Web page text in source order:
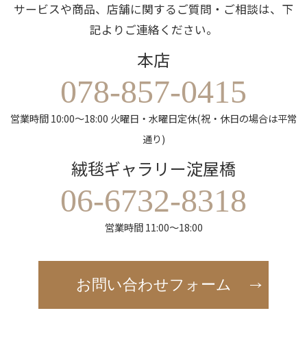
サービスや商品、店舗に関するご質問・ご相談は、下
記よりご連絡ください。
本店
078-857-0415
営業時間 10:00～18:00 火曜日・水曜日定休(祝・休日の場合は平常
通り)
絨毯ギャラリー淀屋橋
06-6732-8318
営業時間 11:00～18:00
お問い合わせフォーム